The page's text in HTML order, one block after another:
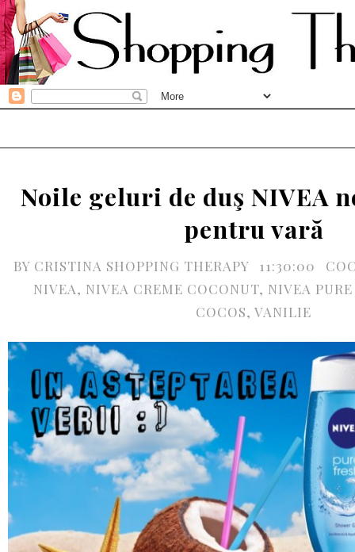
Noile geluri de duş NIVEA
pentru vară
BY CRISTINA SHOPPING THERAPY 11:30:00
NIVEA, NIVEA CREME COCONUT, NIVEA
COCOS, VANILIE